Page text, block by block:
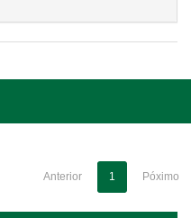
Anterior 1 Póximo